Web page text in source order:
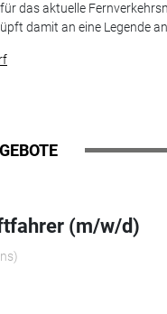
das aktuelle
damit an eine Legende an.
(m/w/d)